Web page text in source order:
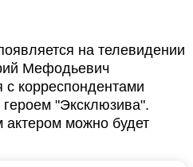
на телевидении
Мефодьевич
с корреспондентами
героем "Эксклюзива".
можно будет